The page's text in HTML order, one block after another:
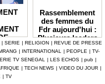
:
Sow
le
Rassemblement
des femmes du
Fdr aujourd'hui :
Plusieurs leaders
de l'opposition
annoncés
| SERIE | RELIGION | REVUE DE PRESSE
| INTERNATIONAL | PEOPLE | TV-
TV SENEGAL | LES ECHOS | pub |
| TECH NEWS | VIDEO DU JOUR |
| TV